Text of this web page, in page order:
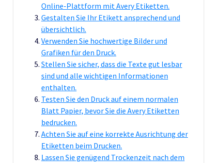
Online-Plattform mit Avery Etiketten.
Gestalten Sie Ihr Etikett ansprechend und
übersichtlich.
Verwenden Sie hochwertige Bilder und
Grafiken für den Druck.
Stellen Sie sicher, dass die Texte gut lesbar
sind und alle wichtigen Informationen
enthalten.
Testen Sie den Druck auf einem normalen
Blatt Papier, bevor Sie die Avery Etiketten
bedrucken.
Achten Sie auf eine korrekte Ausrichtung der
Etiketten beim Drucken.
Lassen Sie genügend Trockenzeit nach dem